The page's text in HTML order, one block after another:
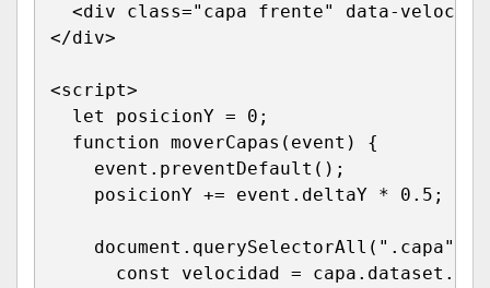
<div class=" capa frente"
data-
</div>
<script>
let
posicionY = 0 ;
function moverCapas ( event )
{
    event
. preventDefault ( ) ;
    posicionY
+= event . deltaY * 0.5 ;
    document
. querySelectorAll ( ".capa"
const
velocidad = capa . dataset .